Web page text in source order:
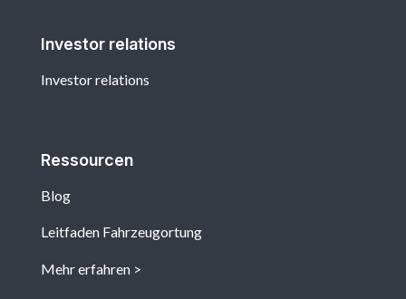
Investor relations
Investor relations
Ressourcen
Blog
Leitfaden Fahrzeugortung
Mehr erfahren